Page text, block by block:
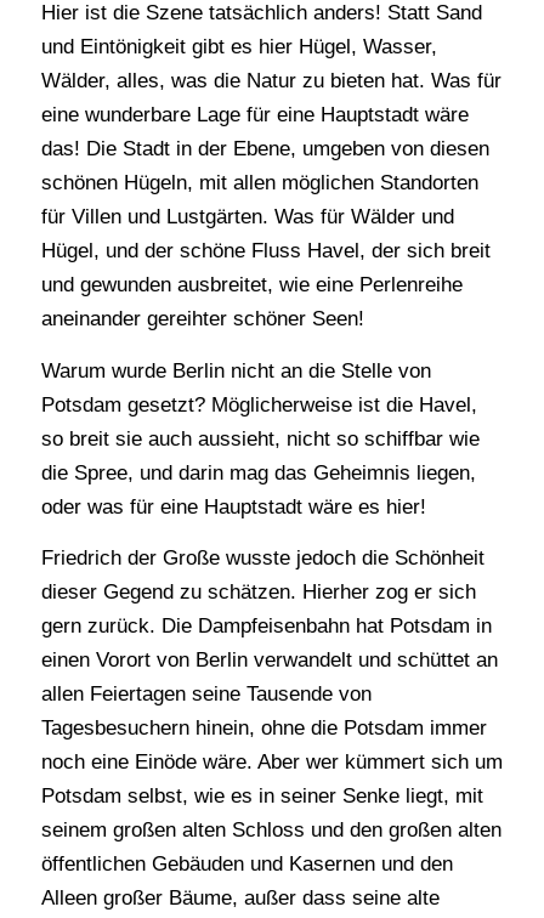
Hier ist die Szene tatsächlich anders! Statt Sand
und Eintönigkeit gibt es hier Hügel, Wasser,
Wälder, alles, was die Natur zu bieten hat. Was für
eine wunderbare Lage für eine Hauptstadt wäre
das! Die Stadt in der Ebene, umgeben von diesen
schönen Hügeln, mit allen möglichen Standorten
für Villen und Lustgärten. Was für Wälder und
Hügel, und der schöne Fluss Havel, der sich breit
und gewunden ausbreitet, wie eine Perlenreihe
aneinander gereihter schöner Seen!
Warum wurde Berlin nicht an die Stelle von
Potsdam gesetzt? Möglicherweise ist die Havel,
so breit sie auch aussieht, nicht so schiffbar wie
die Spree, und darin mag das Geheimnis liegen,
oder was für eine Hauptstadt wäre es hier!
Friedrich der Große wusste jedoch die Schönheit
dieser Gegend zu schätzen. Hierher zog er sich
gern zurück. Die Dampfeisenbahn hat Potsdam in
einen Vorort von Berlin verwandelt und schüttet an
allen Feiertagen seine Tausende von
Tagesbesuchern hinein, ohne die Potsdam immer
noch eine Einöde wäre. Aber wer kümmert sich um
Potsdam selbst, wie es in seiner Senke liegt, mit
seinem großen alten Schloss und den großen alten
öffentlichen Gebäuden und Kasernen und den
Alleen großer Bäume, außer dass seine alte